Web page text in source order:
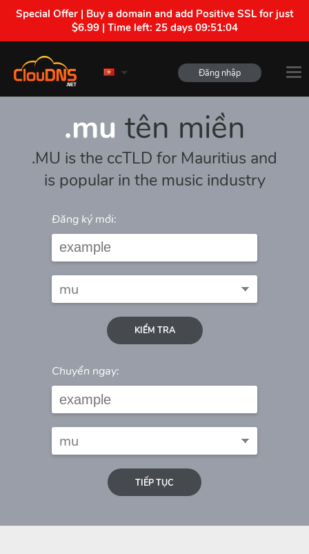
Special Offer | Buy a domain and add Positive SSL for just
$6.99 | Time left: 25 days 09:51:04
Đăng nhập
.mu tên miền
.MU is the ccTLD for Mauritius and
is popular in the music industry
Đăng ký mới:
KIỂM TRA
Chuyển ngay:
TIẾP TỤC